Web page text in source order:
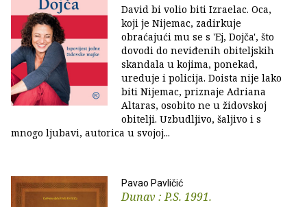
David bi volio biti Izraelac. Oca,
koji je Nijemac, zadirkuje
obraćajući mu se s 'Ej, Dojča', što
dovodi do neviđenih obiteljskih
skandala u kojima, ponekad,
ureduje i policija. Doista nije lako
biti Nijemac, priznaje Adriana
Altaras, osobito ne u židovskoj
obitelji. Uzbudljivo, šaljivo i s
mnogo ljubavi, autorica u svojoj...
Pavao Pavličić
Dunav : P.S. 1991.